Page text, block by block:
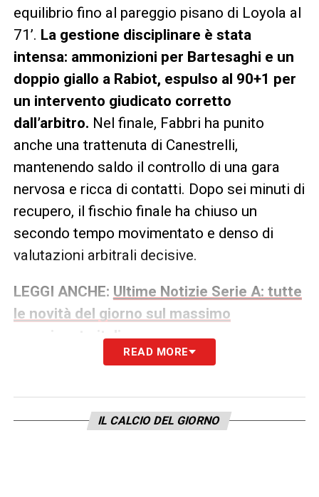
equilibrio fino al pareggio pisano di Loyola al
71’. La gestione disciplinare è stata
intensa: ammonizioni per Bartesaghi e un
doppio giallo a Rabiot, espulso al 90+1 per
un intervento giudicato corretto
dall’arbitro. Nel finale, Fabbri ha punito
anche una trattenuta di Canestrelli,
mantenendo saldo il controllo di una gara
nervosa e ricca di contatti. Dopo sei minuti di
recupero, il fischio finale ha chiuso un
secondo tempo movimentato e denso di
valutazioni arbitrali decisive.
LEGGI ANCHE: Ultime Notizie Serie A: tutte
le novità del giorno sul massimo
campionato italiano
READ MORE
IL CALCIO DEL GIORNO